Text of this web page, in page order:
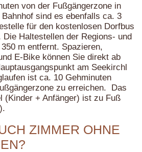
von der Fußgängerzone in
sind es ebenfalls ca. 3
für den kostenlosen Dorfbus
Haltestellen der Regions- und
m entfernt. Spazieren,
E-Bike können Sie direkt ab
am Seekirchl
ist ca. 10 Gehminuten
zu erreichen. Das
(Kinder + Anfänger) ist zu Fuß
ZIMMER OHNE